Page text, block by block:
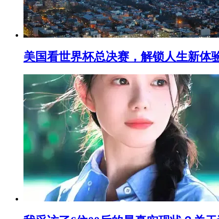
美国看世界杯总决赛，解锁人生新体